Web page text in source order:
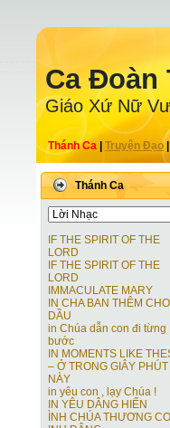
Ca Ðoàn
Giáo Xứ Nữ
Thánh Ca Truyện Ðạo|
Thánh Ca
IF THE SPIRIT OF THE
LORD
IF THE SPIRIT OF THE
LORD
IMMACULATE MARY
IN CHA BAN THÊM CHO
DẦU
in Chúa dẫn con đi từng
bước
IN MOMENTS LIKE
– Ở TRONG GIÂY PHÚT
NÀY
in yêu con , lạy Chúa !
IN YÊU DÂNG HIẾN
ÌNH CHÚA THƯƠNG